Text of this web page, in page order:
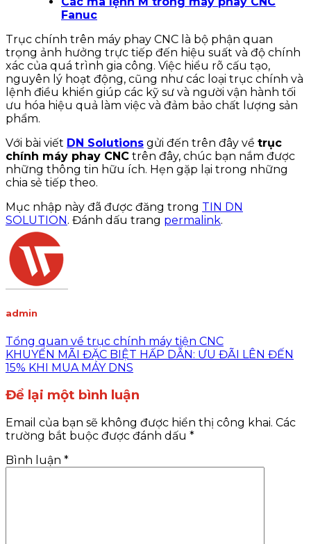
Fanuc
Trục chính trên máy phay CNC là bộ phận quan
trọng ảnh hưởng trực tiếp đến hiệu suất và độ chính
xác của quá trình gia công. Việc hiểu rõ cấu tạo,
nguyên lý hoạt động, cũng như các loại trục chính và
lệnh điều khiển giúp các kỹ sư và người vận hành tối
ưu hóa hiệu quả làm việc và đảm bảo chất lượng sản
phẩm.
Với bài viết DN Solutions gửi đến trên đây về trục
chính máy phay CNC trên đây, chúc bạn nắm được
những thông tin hữu ích. Hẹn gặp lại trong những
chia sẻ tiếp theo.
Mục nhập này đã được đăng trong TIN DN
SOLUTION . Đánh dấu trang permalink.
admin
Tổng quan về trục chính máy tiện CNC
KHUYẾN MÃI ĐẶC BIỆT HẤP DẪN: ƯU ĐÃI LÊN ĐẾN
15% KHI MUA MÁY DNS
Để lại một bình luận
Email của bạn sẽ không được hiển thị công khai. Các
trường bắt buộc được đánh dấu *
Bình luận *